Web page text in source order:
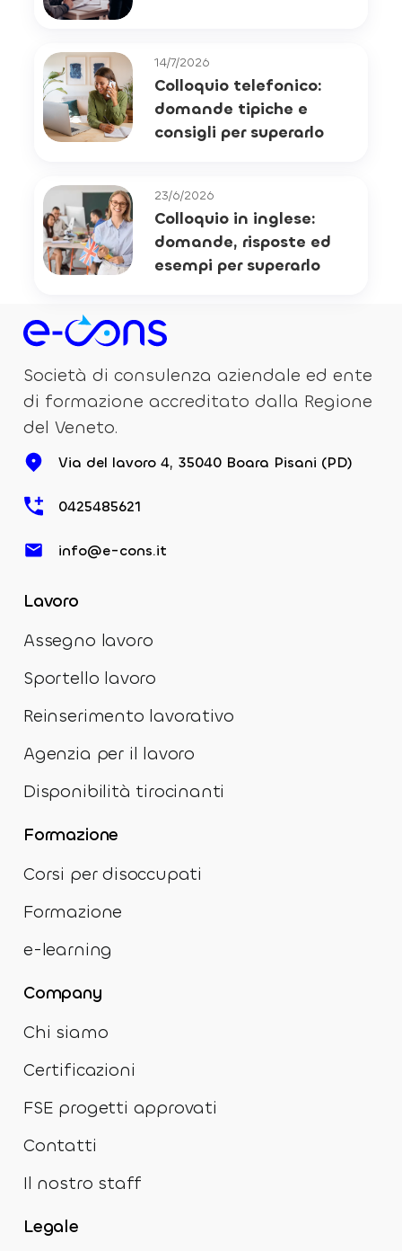
14/7/2026
Colloquio telefonico:
domande tipiche e
consigli per superarlo
23/6/2026
Colloquio in inglese:
domande, risposte ed
esempi per superarlo
Società di consulenza aziendale ed ente
di formazione accreditato dalla Regione
del Veneto.
Via del lavoro 4, 35040 Boara Pisani (PD)
0425485621
info@e-cons.it
Lavoro
Assegno lavoro
Sportello lavoro
Reinserimento lavorativo
Agenzia per il lavoro
Disponibilità tirocinanti
Formazione
Corsi per disoccupati
Formazione
e-learning
Company
Chi siamo
Certificazioni
FSE progetti approvati
Contatti
Il nostro staff
Legale